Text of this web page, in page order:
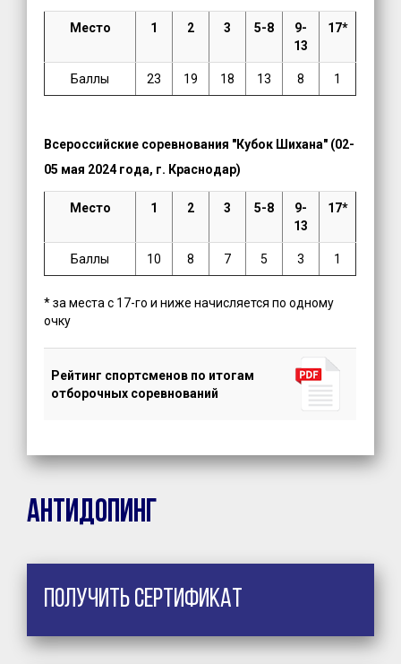
Место 1 2 3 5-8
9-
13
17*
Баллы 23 19 18 13 8 1
Всероссийские соревнования "Кубок Шихана" (02-
05 мая 2024 года, г. Краснодар)
Место 1 2 3 5-8
9-
13
17*
Баллы 10 8 7 5 3 1
* за места с 17-го и ниже начисляется по одному
очку
Рейтинг спортсменов по итогам
отборочных соревнований
Антидопинг
Получить сертификат